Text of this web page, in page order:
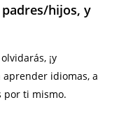
hijos, y
¡y
aprender idiomas, a
por ti mismo.